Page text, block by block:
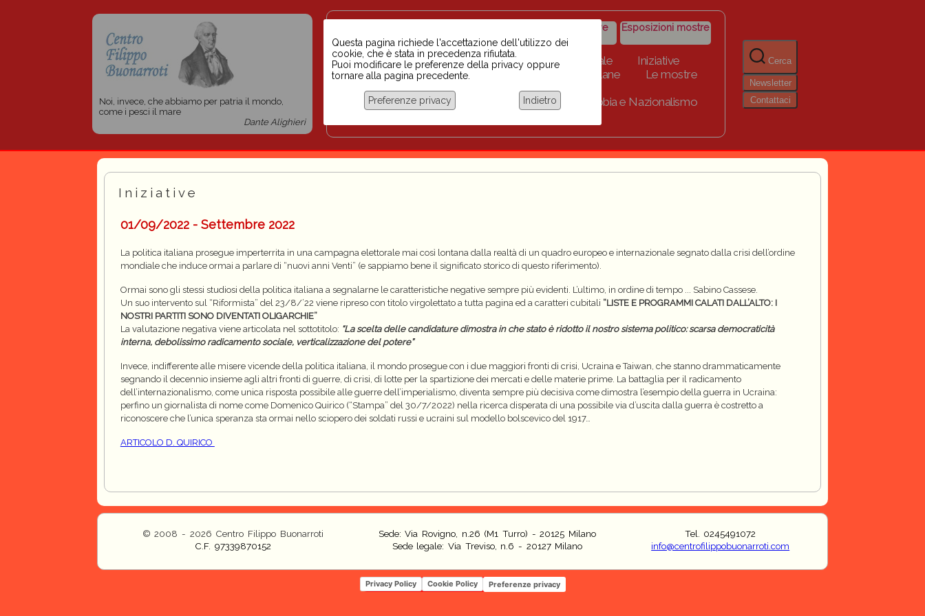
Noi, invece, che abbiamo per patria il mondo,
come i pesci il mare
Dante Alighieri
razzismo
iniziative
Storico iniziative Esposizioni mostre
Home Scuola BINARI Biblioteca digitale
Iniziative
Progetti per le scuole 2023-2024
Link Collane
Le mostre
Chi siamo
Coordinamento Docenti contro Razzismo, Xenofobia e Nazionalismo
Cerca
Newsletter
Contattaci
Questa pagina richiede l'accettazione dell'utilizzo dei
cookie, che è stata in precedenza rifiutata.
Puoi modificare le preferenze della privacy oppure
tornare alla pagina precedente.
Preferenze privacy Indietro
Iniziative
01/09/2022 - Settembre 2022
La politica italiana prosegue imperterrita in una campagna elettorale mai così lontana dalla realtà di un quadro europeo e internazionale segnato dalla crisi dell’ordine
mondiale che induce ormai a parlare di “nuovi anni Venti” (e sappiamo bene il significato storico di questo riferimento).
Ormai sono gli stessi studiosi della politica italiana a segnalarne le caratteristiche negative sempre più evidenti. L’ultimo, in ordine di tempo ... Sabino Cassese.
Un suo intervento sul “Riformista” del 23/8/’22 viene ripreso con titolo virgolettato a tutta pagina ed a caratteri cubitali “LISTE E PROGRAMMI CALATI DALL’ALTO: I
NOSTRI PARTITI SONO DIVENTATI OLIGARCHIE”
La valutazione negativa viene articolata nel sottotitolo: “La scelta delle candidature dimostra in che stato è ridotto il nostro sistema politico: scarsa democraticità
interna, debolissimo radicamento sociale, verticalizzazione del potere”
Invece, indifferente alle misere vicende della politica italiana, il mondo prosegue con i due maggiori fronti di crisi, Ucraina e Taiwan, che stanno drammaticamente
segnando il decennio insieme agli altri fronti di guerre, di crisi, di lotte per la spartizione dei mercati e delle materie prime. La battaglia per il radicamento
dell’internazionalismo, come unica risposta possibile alle guerre dell’imperialismo, diventa sempre più decisiva come dimostra l’esempio della guerra in Ucraina:
perfino un giornalista di nome come Domenico Quirico (“Stampa” del 30/7/2022) nella ricerca disperata di una possibile via d’uscita dalla guerra è costretto a
riconoscere che l’unica speranza sta ormai nello sciopero dei soldati russi e ucraini sul modello bolscevico del 1917…
ARTICOLO D. QUIRICO
© 2008 - 2026 Centro Filippo Buonarroti
C.F. 97339870152
Sede: Via Rovigno, n.26 (M1 Turro) - 20125 Milano
Sede legale: Via Treviso, n.6 - 20127 Milano
Tel. 0245491072
info@centrofilippobuonarroti.com
Privacy Policy Cookie Policy Preferenze privacy